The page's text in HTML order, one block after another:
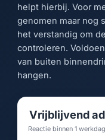
helpt hierbij. Voor
genomen maar nog
het verstandig om
controleren.
van buiten
hangen.
Vrijblijvend
Reactie binnen 1 werkdag